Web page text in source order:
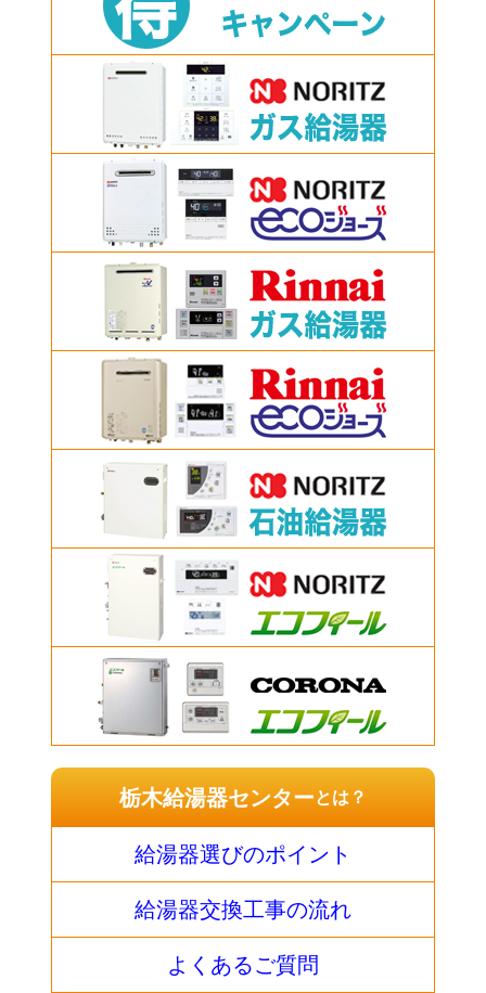
栃木給湯器センターとは？
給湯器選びのポイント
給湯器交換工事の流れ
よくあるご質問